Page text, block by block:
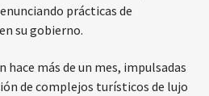
prácticas de
su gobierno.
hace más de un mes, impulsadas
de complejos turísticos de lujo